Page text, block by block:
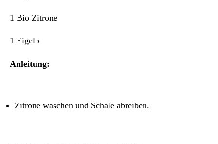
1 Bio Zitrone
1 Eigelb
Anleitung:
Zitrone waschen und Schale abreiben.